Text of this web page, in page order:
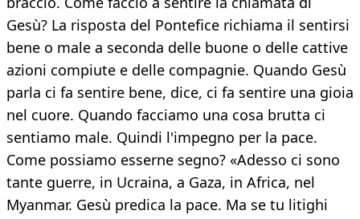
Gesù? La risposta del Pontefice richiama il sentirsi
bene o male a seconda delle buone o delle cattive
azioni compiute e delle compagnie. Quando Gesù
parla ci fa sentire bene, dice, ci fa sentire una gioia
nel cuore. Quando facciamo una cosa brutta ci
sentiamo male. Quindi l'impegno per la pace.
Come possiamo esserne segno? «Adesso ci sono
tante guerre, in Ucraina, a Gaza, in Africa, nel
Myanmar. Gesù predica la pace. Ma se tu litighi